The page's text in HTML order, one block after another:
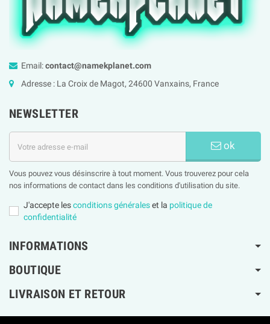
Email:contact@namekplanet.com
Adresse : La Croix de Magot, 24600 Vanxains, France
NEWSLETTER
ok
Vous pouvez vous désinscrire à tout moment. Vous trouverez pour cela
nos informations de contact dans les conditions d'utilisation du site.
J'accepte lesconditions généraleset la politique de
confidentialité
INFORMATIONS
BOUTIQUE
LIVRAISON ET RETOUR